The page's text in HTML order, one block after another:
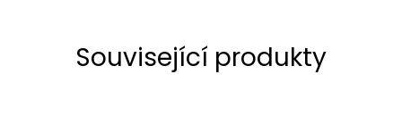
Související produkty